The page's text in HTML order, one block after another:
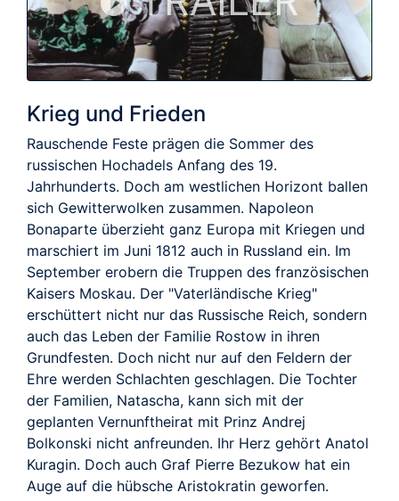
Krieg und Frieden
Rauschende Feste prägen die Sommer des
russischen Hochadels Anfang des 19.
Jahrhunderts. Doch am westlichen Horizont ballen
sich Gewitterwolken zusammen. Napoleon
Bonaparte überzieht ganz Europa mit Kriegen und
marschiert im Juni 1812 auch in Russland ein. Im
September erobern die Truppen des französischen
Kaisers Moskau. Der "Vaterländische Krieg"
erschüttert nicht nur das Russische Reich, sondern
auch das Leben der Familie Rostow in ihren
Grundfesten. Doch nicht nur auf den Feldern der
Ehre werden Schlachten geschlagen. Die Tochter
der Familien, Natascha, kann sich mit der
geplanten Vernunftheirat mit Prinz Andrej
Bolkonski nicht anfreunden. Ihr Herz gehört Anatol
Kuragin. Doch auch Graf Pierre Bezukow hat ein
Auge auf die hübsche Aristokratin geworfen.